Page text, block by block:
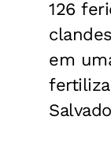
126
em